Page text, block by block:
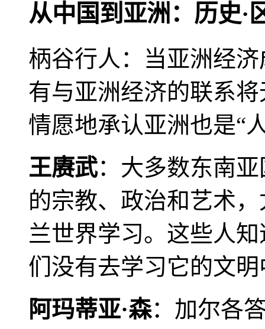
从中国到亚洲：历史·
柄谷行人：当亚洲经
有与亚洲经济的联系
情愿地承认亚洲也是“
王赓武：大多数东南
的宗教、政治和艺术
兰世界学习。这些人
们没有去学习它的文
阿玛蒂亚·森：加尔各